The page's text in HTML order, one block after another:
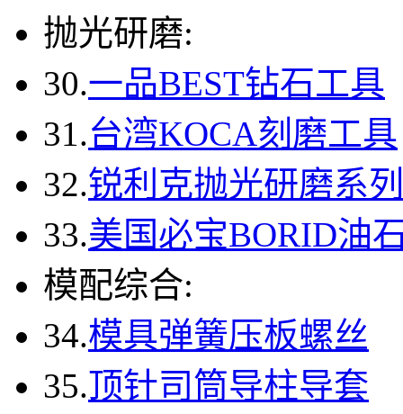
抛光研磨:
30.一品BEST钻石工具
31.台湾KOCA刻磨工具
32.锐利克抛光研磨系列
33.美国必宝BORID油
模配综合:
34.模具弹簧压板螺丝
35.顶针司筒导柱导套